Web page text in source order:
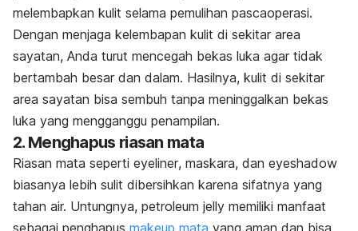
melembapkan kulit selama pemulihan pascaoperasi.
Dengan menjaga kelembapan kulit di sekitar area
sayatan, Anda turut mencegah bekas luka agar tidak
bertambah besar dan dalam. Hasilnya, kulit di sekitar
area sayatan bisa sembuh tanpa meninggalkan bekas
luka yang mengganggu penampilan.
2. Menghapus riasan mata
Riasan mata seperti eyeliner, maskara, dan eyeshadow
biasanya lebih sulit dibersihkan karena sifatnya yang
tahan air. Untungnya, petroleum jelly memiliki manfaat
sebagai penghapus makeup mata yang aman dan bisa